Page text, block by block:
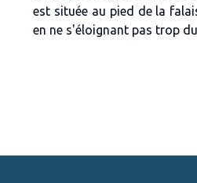
est située au pied de la
en ne s'éloignant pas trop